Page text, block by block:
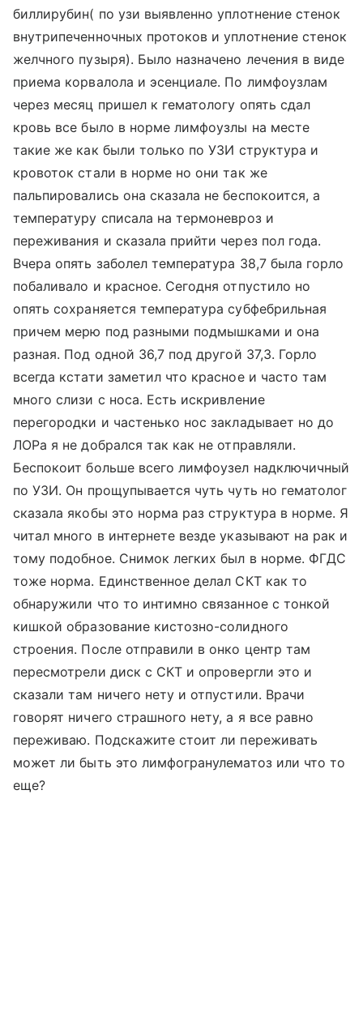
биллирубин( по узи выявленно уплотнение стенок
внутрипеченночных протоков и уплотнение стенок
желчного пузыря). Было назначено лечения в виде
приема корвалола и эсенциале. По лимфоузлам
через месяц пришел к гематологу опять сдал
кровь все было в норме лимфоузлы на месте
такие же как были только по УЗИ структура и
кровоток стали в норме но они так же
пальпировались она сказала не беспокоится, а
температуру списала на термоневроз и
переживания и сказала прийти через пол года.
Вчера опять заболел температура 38,7 была горло
побаливало и красное. Сегодня отпустило но
опять сохраняется температура субфебрильная
причем мерю под разными подмышками и она
разная. Под одной 36,7 под другой 37,3. Горло
всегда кстати заметил что красное и часто там
много слизи с носа. Есть искривление
перегородки и частенько нос закладывает но до
ЛОРа я не добрался так как не отправляли.
Беспокоит больше всего лимфоузел надключичный
по УЗИ. Он прощупывается чуть чуть но гематолог
сказала якобы это норма раз структура в норме. Я
читал много в интернете везде указывают на рак и
тому подобное. Снимок легких был в норме. ФГДС
тоже норма. Единственное делал СКТ как то
обнаружили что то интимно связанное с тонкой
кишкой образование кистозно-солидного
строения. После отправили в онко центр там
пересмотрели диск с СКТ и опровергли это и
сказали там ничего нету и отпустили. Врачи
говорят ничего страшного нету, а я все равно
переживаю. Подскажите стоит ли переживать
может ли быть это лимфогранулематоз или что то
еще?